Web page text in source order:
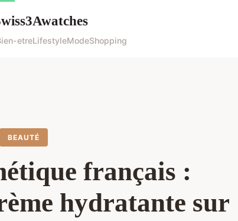
etreLifestyleModeShopping
BEAUTÉ
français :
hydratante sur